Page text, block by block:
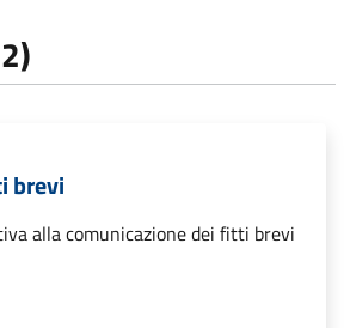
brevi
alla comunicazione dei fitti brevi